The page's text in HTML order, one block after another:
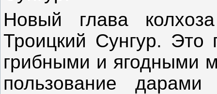
Новый глава
Троицкий Сунгур. Это
грибными и ягодными
пользование